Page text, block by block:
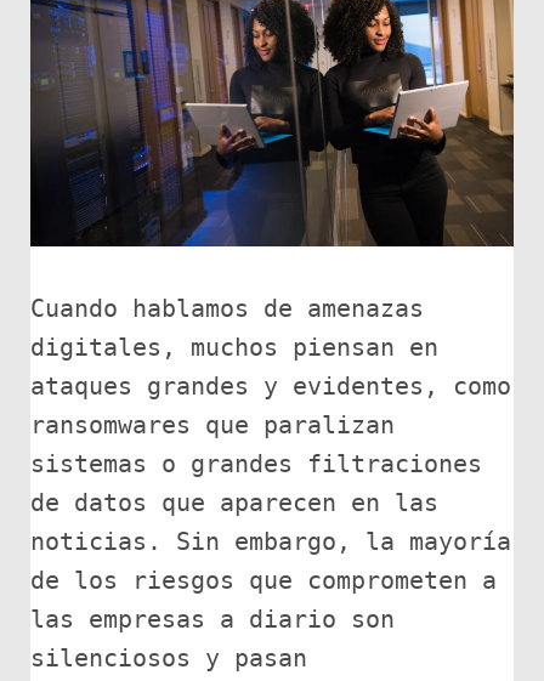
Cuando hablamos de amenazas
digitales, muchos piensan en
ataques grandes y evidentes, como
ransomwares que paralizan
sistemas o grandes filtraciones
de datos que aparecen en las
noticias. Sin embargo, la mayoría
de los riesgos que comprometen a
las empresas a diario son
silenciosos y pasan